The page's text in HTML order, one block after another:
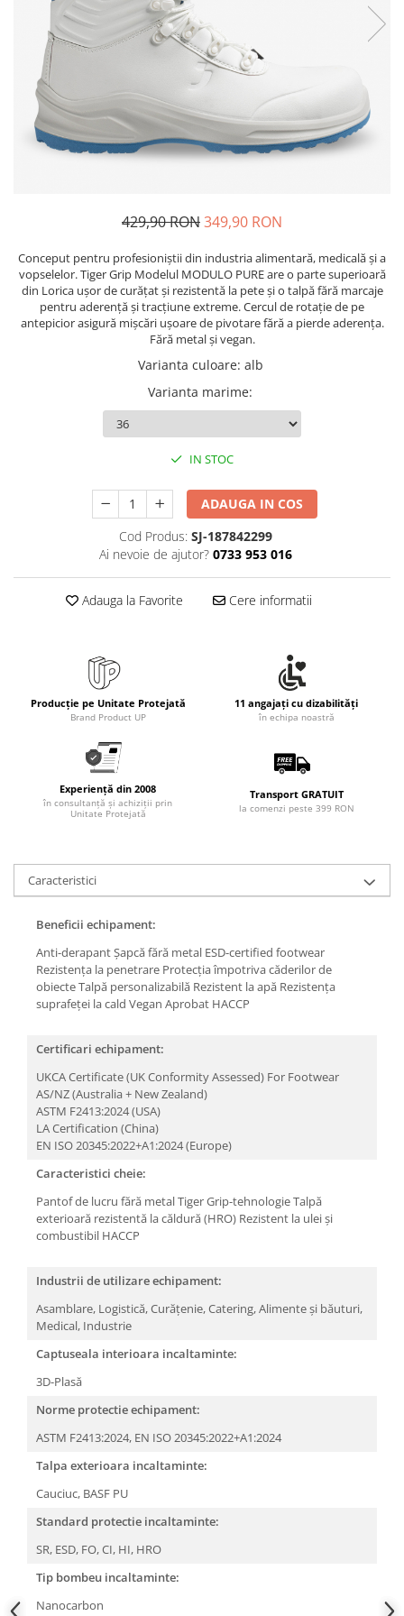
Seturi de scris Premium
Instrumente de scris eco
Creioane mecanice si grafit
Rollere
Finelinere
Rezerve instrumente scris
Tavite documente si suporturi
Ascutitori, radiere, agrafe
Foarfece pentru birou
Echipamente medicale
Manusi de protectie
Accesorii pentru protectia capului
Casti de protectie
Antifoane
Ochelari de protectie si viziere
Pachete promotionale
Accesorii pentru protectia muncii
Sosete de lucru
Branturi
Diverse accesorii
Articole de unica folosinta
ergonomice
Suporturi si huse telefoane &
tablete
Periferice PC si accesorii
Ergnonomice
Audio
Boxe portabile
429,90 RON349,90 RON
Conceput pentru profesioniștii din industria alimentară, medicală și a
vopselelor. Tiger Grip Modelul MODULO PURE are o parte superioară
din Lorica ușor de curățat și rezistentă la pete și o talpă fără marcaje
pentru aderență și tracțiune extreme. Cercul de rotație de pe
antepicior asigură mișcări ușoare de pivotare fără a pierde aderența.
Fără metal și vegan.
Varianta culoare: alb
Varianta marime:
IN STOC
ADAUGA IN COS
Cod Produs: SJ-187842299
Ai nevoie de ajutor? 0733 953 016
Adauga la Favorite Cere informatii
Producție pe Unitate Protejată
Brand Product UP
11 angajați cu dizabilități
în echipa noastră
Experiență din 2008
în consultanță și achiziții prin
Unitate Protejată
Transport GRATUIT
la comenzi peste 399 RON
Caracteristici
Beneficii echipament:
Anti-derapantȘapcă fără metal ESD-certified footwear
Rezistența la penetrare Protecția împotriva căderilor de
obiecteTalpă personalizabilă Rezistent la apă Rezistența
suprafeței la cald Vegan Aprobat HACCP
Certificari echipament:
UKCA Certificate (UK Conformity Assessed) For Footwear
AS/NZ (Australia + New Zealand)
ASTM F2413:2024 (USA)
LA Certification (China)
EN ISO 20345:2022+A1:2024 (Europe)
Caracteristici cheie:
Pantof de lucru fără metalTiger Grip-tehnologieTalpă
exterioară rezistentă la căldură (HRO) Rezistent la ulei și
combustibil HACCP
Industrii de utilizare echipament:
Asamblare, Logistică,Curățenie,Catering,Alimente și băuturi,
Medical, Industrie
Captuseala interioara incaltaminte:
3D-Plasă
Norme protectie echipament:
ASTM F2413:2024, EN ISO 20345:2022+A1:2024
Talpa exterioara incaltaminte:
Cauciuc, BASF PU
Standard protectie incaltaminte:
SR, ESD, FO,CI, HI, HRO
Tip bombeu incaltaminte:
Nanocarbon